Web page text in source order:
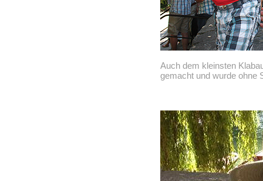
Auch dem kleinsten
gemacht und wurde ohne